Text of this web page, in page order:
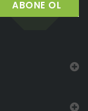
ABONE OL